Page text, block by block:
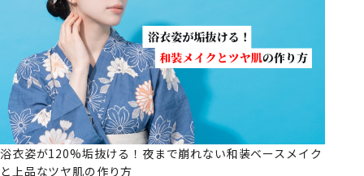
浴衣姿が120%垢抜ける！夜まで崩れない和装ベースメイク
と上品なツヤ肌の作り方